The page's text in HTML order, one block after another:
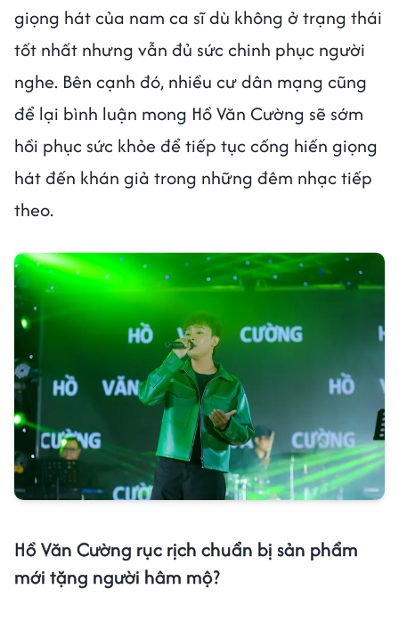
giọng hát của nam ca sĩ dù không ở trạng thái
tốt nhất nhưng vẫn đủ sức chinh phục người
nghe. Bên cạnh đó, nhiều cư dân mạng cũng
để lại bình luận mong Hồ Văn Cường sẽ sớm
hồi phục sức khỏe để tiếp tục cống hiến giọng
hát đến khán giả trong những đêm nhạc tiếp
theo.
Hồ Văn Cường rục rịch chuẩn bị sản phẩm
mới tặng người hâm mộ?